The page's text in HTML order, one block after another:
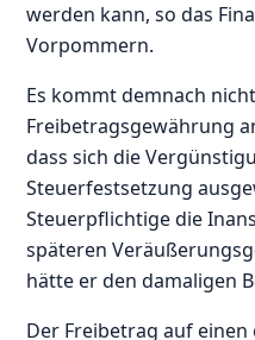
werden kann, so das
Vorpommern.
Es kommt demnach
Freibetragsgewährung
dass sich die
Steuerfestsetzung
Steuerpflichtige die
späteren
hätte er den damaligen
Der Freibetrag auf